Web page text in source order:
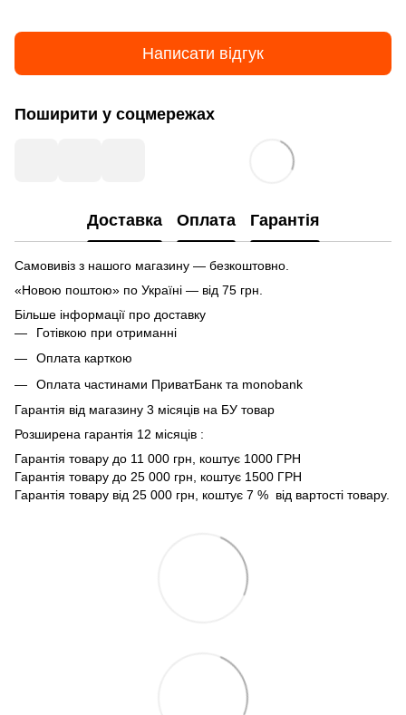
Написати відгук
Поширити у соцмережах
Доставка Оплата Гарантія
Самовивіз з нашого магазину — безкоштовно.
«Новою поштою» по Україні — від 75 грн.
Більше інформації про доставку
Готівкою при отриманні
Оплата карткою
Оплата частинами ПриватБанк та monobank
Гарантія від магазину 3 місяців на БУ товар
Розширена гарантія 12 місяців :
Гарантія товару до 11 000 грн, коштує 1000 ГРН
Гарантія товару до 25 000 грн, коштує 1500 ГРН
Гарантія товару від 25 000 грн, коштує 7 % від вартості товару.